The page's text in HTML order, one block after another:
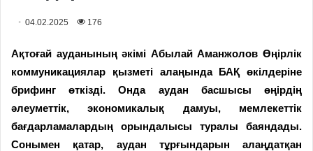
04.02.2025 176
Ақтоғай ауданының әкімі Абылай Аманжолов Өңірлік
коммуникациялар қызметі алаңында БАҚ өкілдеріне
брифинг өткізді. Онда аудан басшысы өңірдің
әлеуметтік, экономикалық дамуы, мемлекеттік
бағдарламалардың орындалысы туралы баяндады.
Сонымен қатар, аудан тұрғындарын алаңдатқан